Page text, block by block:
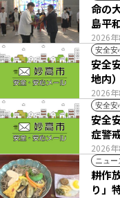
2026
命の
島平
安全安
2026
安全
地内）
安全安
2026
安全
症警
ニュー
耕作
り」